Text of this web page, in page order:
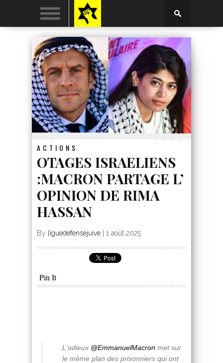
ACTIONS
OTAGES ISRAELIENS
:MACRON PARTAGE L’
OPINION DE RIMA
HASSAN
By liguedefensejuive 1 août 2025
Pin It
L'odieux @EmmanuelMacron met sur
le même plan des prisonniers qui ont